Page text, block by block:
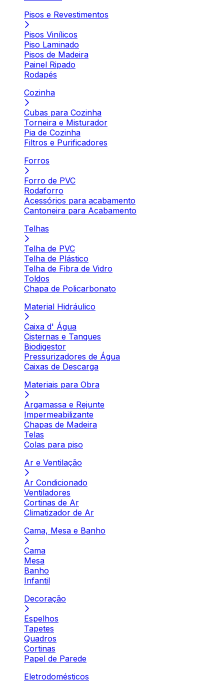
Pisos e Revestimentos
Pisos Vinílicos
Piso Laminado
Pisos de Madeira
Painel Ripado
Rodapés
Cozinha
Cubas para Cozinha
Torneira e Misturador
Pia de Cozinha
Filtros e Purificadores
Forros
Forro de PVC
Rodaforro
Acessórios para acabamento
Cantoneira para Acabamento
Telhas
Telha de PVC
Telha de Plástico
Telha de Fibra de Vidro
Toldos
Chapa de Policarbonato
Material Hidráulico
Caixa d' Água
Cisternas e Tanques
Biodigestor
Pressurizadores de Água
Caixas de Descarga
Materiais para Obra
Argamassa e Rejunte
Impermeabilizante
Chapas de Madeira
Telas
Colas para piso
Ar e Ventilação
Ar Condicionado
Ventiladores
Cortinas de Ar
Climatizador de Ar
Cama, Mesa e Banho
Cama
Mesa
Banho
Infantil
Decoração
Espelhos
Tapetes
Quadros
Cortinas
Papel de Parede
Eletrodomésticos